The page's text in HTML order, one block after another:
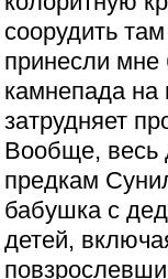
соорудить
принесли мне
камнепада на
затрудняет
Вообще, весь
предкам
бабушка с
детей,